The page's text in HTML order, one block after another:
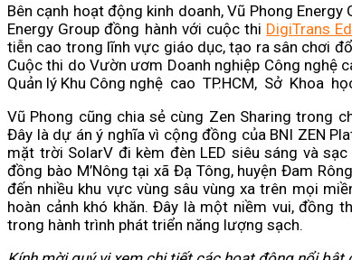
Bên cạnh hoạt động kinh doanh, Vũ Phong
Energy Group đồng hành với cuộc thi DigiTrans
tiễn cao trong lĩnh vực giáo dục, tạo ra sân chơi
Cuộc thi do Vườn ươm Doanh nghiệp Công nghệ
Quản lý Khu Công nghệ cao TP.HCM, Sở Khoa
Vũ Phong cũng chia sẻ cùng Zen Sharing trong
Đây là dự án ý nghĩa vì cộng đồng của BNI ZEN
mặt trời SolarV đi kèm đèn LED siêu sáng và
đồng bào M’Nông tại xã Đạ Tông, huyện Đam
đến nhiều khu vực vùng sâu vùng xa trên mọi
hoàn cảnh khó khăn. Đây là một niềm vui, đồng
trong hành trình phát triển năng lượng sạch.